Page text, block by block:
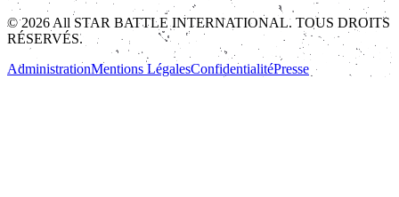
© 2026 All STAR BATTLE INTERNATIONAL. TOUS DROITS
RÉSERVÉS.
AdministrationMentions LégalesConfidentialitéPresse